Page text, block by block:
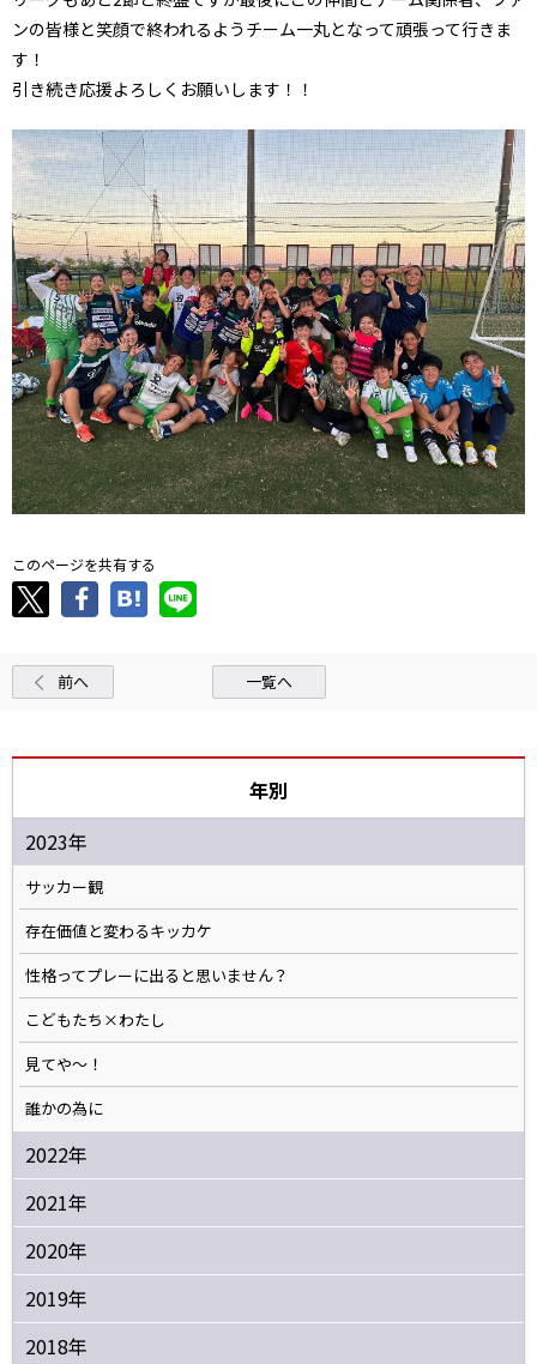
ンの皆様と笑顔で終われるようチーム一丸となって頑張って行きま
す！
引き続き応援よろしくお願いします！！
このページを共有する
前へ 一覧へ
年別
2023年
サッカー観
存在価値と変わるキッカケ
性格ってプレーに出ると思いません？
こどもたち×わたし
見てや～！
誰かの為に
2022年
2021年
2020年
2019年
2018年